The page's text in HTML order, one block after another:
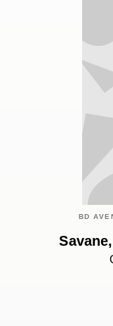
BD